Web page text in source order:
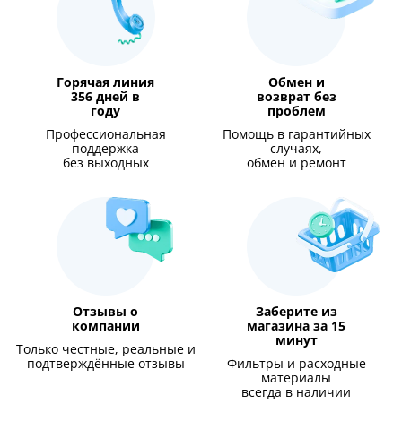
Горячая линия
356 дней в
году
Профессиональная
поддержка
без выходных
Обмен и
возврат без
проблем
Помощь в гарантийных
случаях,
обмен и ремонт
Отзывы о
компании
Только честные, реальные и
подтверждённые отзывы
Заберите из
магазина за 15
минут
Фильтры и расходные
материалы
всегда в наличии